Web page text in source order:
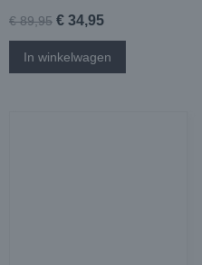
€ 89,95 € 34,95
In winkelwagen